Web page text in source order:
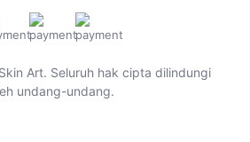
Art. Seluruh hak cipta dilindungi
undang-undang.